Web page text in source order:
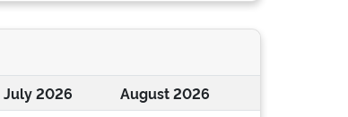
July 2026
August 2026